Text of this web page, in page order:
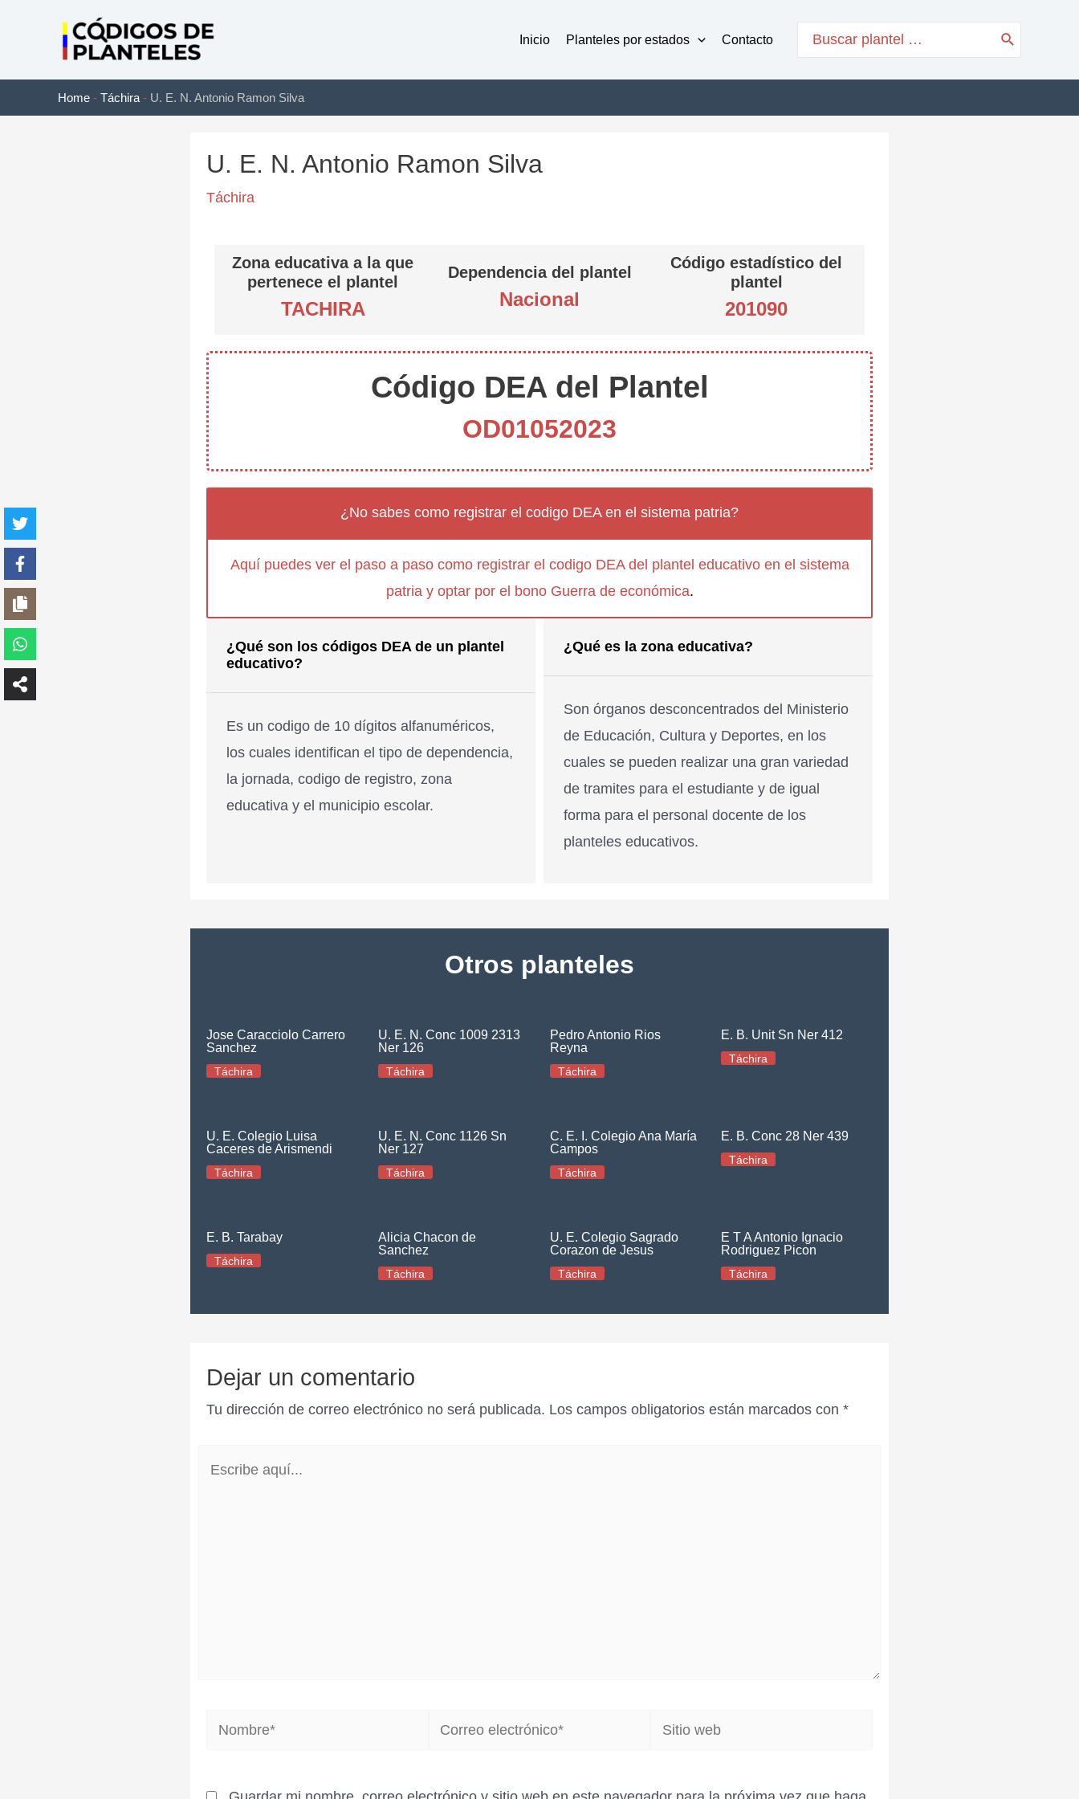
Inicio Planteles por estados Contacto
for:
Home - Táchira - U. E. N. Antonio Ramon Silva
U. E. N. Antonio Ramon Silva
Táchira
Zona educativa a la que
pertenece el plantel
TACHIRA
Dependencia del plantel
Nacional
Código estadístico del
plantel
201090
Código DEA del Plantel
OD01052023
¿No sabes como registrar el codigo DEA en el sistema patria?
Aquí puedes ver el paso a paso como registrar el codigo DEA del plantel educativo en el sistema
patria y optar por el bono Guerra de económica.
¿Qué son los códigos DEA de un plantel
educativo?
Es un codigo de 10 dígitos alfanuméricos,
los cuales identifican el tipo de dependencia,
la jornada, codigo de registro, zona
educativa y el municipio escolar.
¿Qué es la zona educativa?
Son órganos desconcentrados del Ministerio
de Educación, Cultura y Deportes, en los
cuales se pueden realizar una gran variedad
de tramites para el estudiante y de igual
forma para el personal docente de los
planteles educativos.
Otros planteles
Jose Caracciolo Carrero
Sanchez
Táchira
U. E. N. Conc 1009 2313
Ner 126
Táchira
Pedro Antonio Rios
Reyna
Táchira
E. B. Unit Sn Ner 412
Táchira
U. E. Colegio Luisa
Caceres de Arismendi
Táchira
U. E. N. Conc 1126 Sn
Ner 127
Táchira
C. E. I. Colegio Ana María
Campos
Táchira
E. B. Conc 28 Ner 439
Táchira
E. B. Tarabay
Táchira
Alicia Chacon de
Sanchez
Táchira
U. E. Colegio Sagrado
Corazon de Jesus
Táchira
E T A Antonio Ignacio
Rodriguez Picon
Táchira
Dejar un comentario
Tu dirección de correo electrónico no será publicada. Los campos obligatorios están marcados con *
Nombre*
Correo
Sitio